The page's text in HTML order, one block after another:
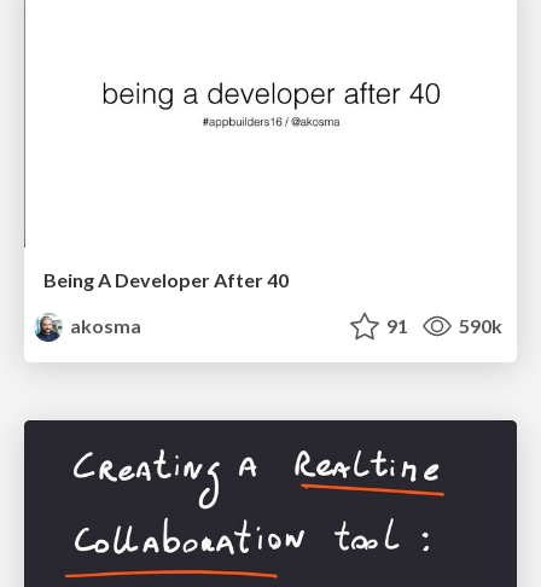
Being A Developer After 40
akosma
91 590k